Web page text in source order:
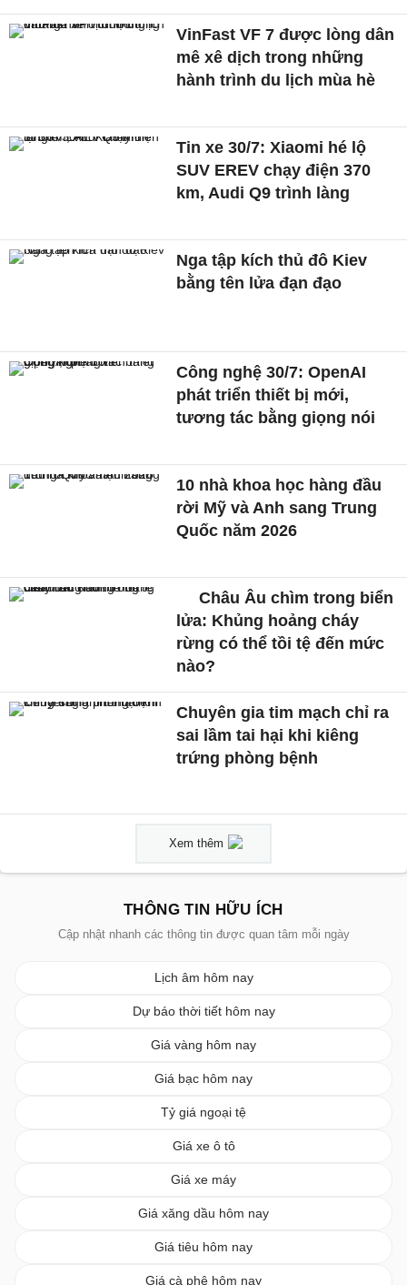
VinFast VF 7 được lòng dân
mê xê dịch trong những
hành trình du lịch mùa hè
Tin xe 30/7: Xiaomi hé lộ
SUV EREV chạy điện 370
km, Audi Q9 trình làng
Nga tập kích thủ đô Kiev
bằng tên lửa đạn đạo
Công nghệ 30/7: OpenAI
phát triển thiết bị mới,
tương tác bằng giọng nói
10 nhà khoa học hàng đầu
rời Mỹ và Anh sang Trung
Quốc năm 2026
Châu Âu chìm trong biển
lửa: Khủng hoảng cháy
rừng có thể tồi tệ đến mức
nào?
Chuyên gia tim mạch chỉ ra
sai lầm tai hại khi kiêng
trứng phòng bệnh
Xem thêm
THÔNG TIN HỮU ÍCH
Cập nhật nhanh các thông tin được quan tâm mỗi ngày
Lịch âm hôm nay
Dự báo thời tiết hôm nay
Giá vàng hôm nay
Giá bạc hôm nay
Tỷ giá ngoại tệ
Giá xe ô tô
Giá xe máy
Giá xăng dầu hôm nay
Giá tiêu hôm nay
Giá cà phê hôm nay